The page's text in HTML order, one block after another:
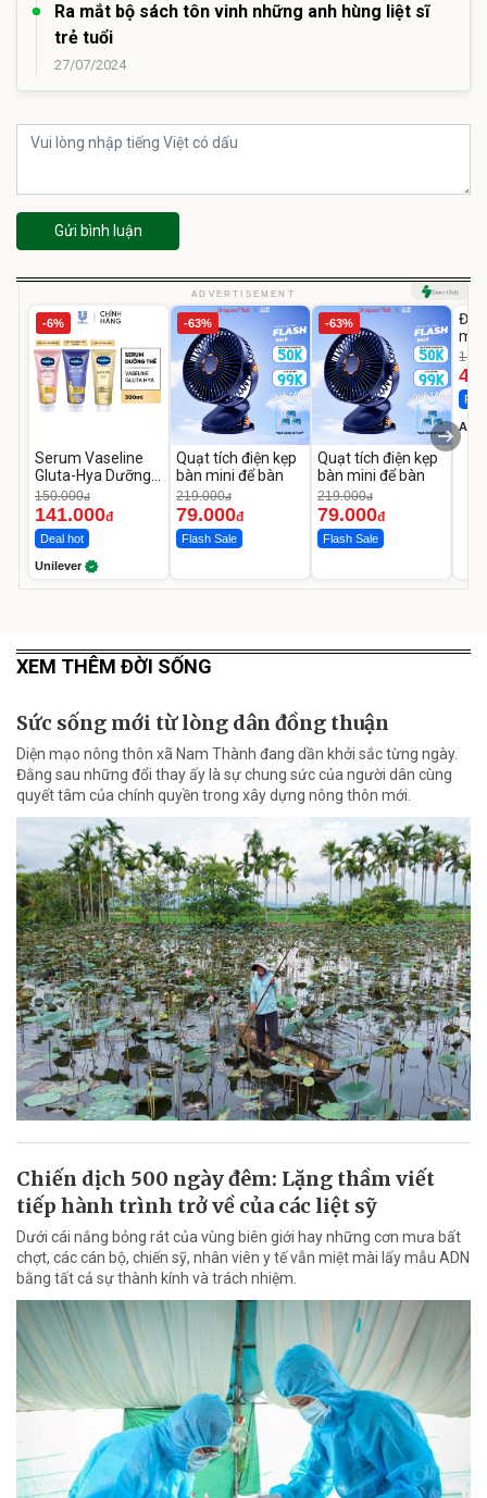
Ra mắt bộ sách tôn vinh những anh hùng liệt sĩ
trẻ tuổi
27/07/2024
Gửi bình luận
ADVERTISEMENT
-6%
Serum Vaseline
Gluta-Hya Dưỡng
Da Sáng Mịn Sau 7
Ngày
150.000đ
141.000đ
Deal hot
Unilever
-63%
Quạt tích điện kẹp
bàn mini để bàn
219.000đ
79.000đ
Flash Sale
-63%
Quạt tích điện kẹp
bàn mini để bàn
219.000đ
79.000đ
Flash Sale
A
XEM THÊM ĐỜI SỐNG
Sức sống mới từ lòng dân đồng thuận
Diện mạo nông thôn xã Nam Thành đang dần khởi sắc từng ngày.
Đằng sau những đổi thay ấy là sự chung sức của người dân cùng
quyết tâm của chính quyền trong xây dựng nông thôn mới.
Chiến dịch 500 ngày đêm: Lặng thầm viết
tiếp hành trình trở về của các liệt sỹ
Dưới cái nắng bỏng rát của vùng biên giới hay những cơn mưa bất
chợt, các cán bộ, chiến sỹ, nhân viên y tế vẫn miệt mài lấy mẫu ADN
bằng tất cả sự thành kính và trách nhiệm.